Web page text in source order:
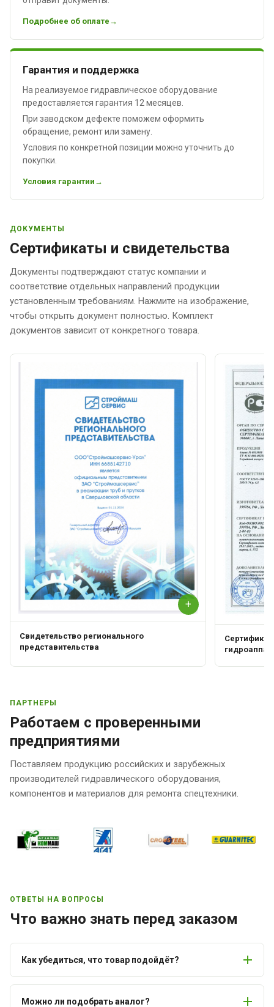
Подробнее об оплате
Гарантия и поддержка
На реализуемое гидравлическое оборудование
предоставляется гарантия 12 месяцев.
При заводском дефекте поможем оформить
обращение, ремонт или замену.
Условия по конкретной позиции можно уточнить до
покупки.
Условия гарантии
ДОКУМЕНТЫ
Сертификаты и свидетельства
Документы подтверждают статус компании и
соответствие отдельных направлений продукции
установленным требованиям. Нажмите на изображение,
чтобы открыть документ полностью. Комплект
документов зависит от конкретного товара.
+
Свидетельство регионального
представительства
Сертификат
ПАРТНЕРЫ
Работаем с проверенными
предприятиями
Поставляем продукцию российских и зарубежных
производителей гидравлического оборудования,
компонентов и материалов для ремонта спецтехники.
ОТВЕТЫ НА ВОПРОСЫ
Что важно знать перед заказом
Как убедиться, что товар подойдёт?
Можно ли подобрать аналог?